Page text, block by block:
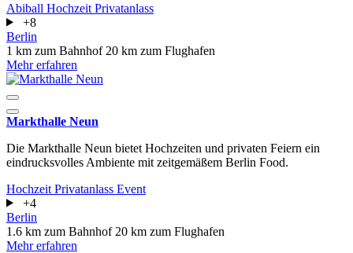
Abiball Hochzeit Privatanlass
+8
Berlin
1 km zum Bahnhof 20 km zum Flughafen
Mehr erfahren
Markthalle Neun
Die Markthalle Neun bietet Hochzeiten und privaten Feiern ein
eindrucksvolles Ambiente mit zeitgemäßem Berlin Food.
Hochzeit Privatanlass Event
+4
Berlin
1.6 km zum Bahnhof 20 km zum Flughafen
Mehr erfahren